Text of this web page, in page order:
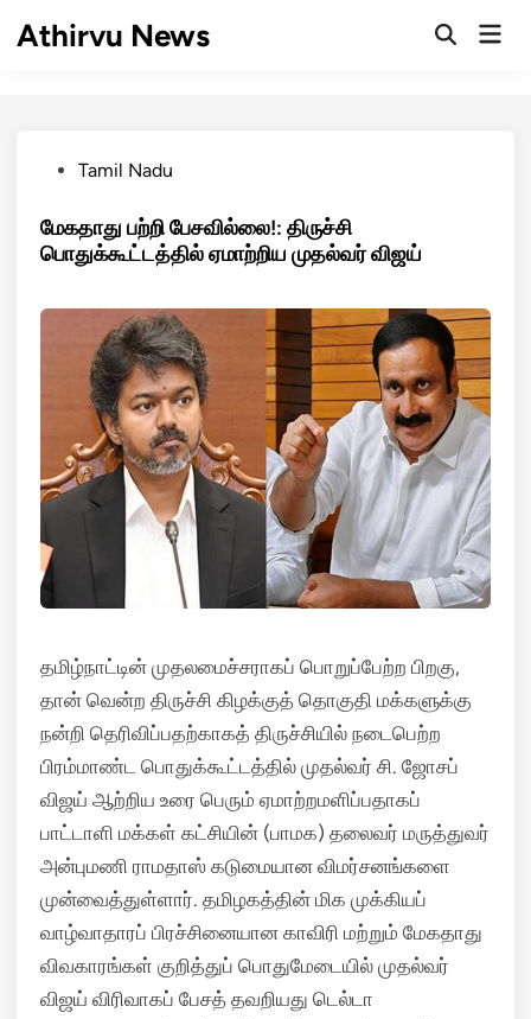
Athirvu News
OpenMain
PostedTamil Nadu
மேகதாது பற்றி பேசவில்லை!: திருச்சி
பொதுக்கூட்டத்தில் ஏமாற்றிய முதல்வர் விஜய்
தமிழ்நாட்டின் முதலமைச்சராகப் பொறுப்பேற்ற பிறகு,
தான் வென்ற திருச்சி கிழக்குத் தொகுதி மக்களுக்கு
நன்றி தெரிவிப்பதற்காகத் திருச்சியில் நடைபெற்ற
பிரம்மாண்ட பொதுக்கூட்டத்தில் முதல்வர் சி. ஜோசப்
விஜய் ஆற்றிய உரை பெரும் ஏமாற்றமளிப்பதாகப்
பாட்டாளி மக்கள் கட்சியின் (பாமக) தலைவர் மருத்துவர்
அன்புமணி ராமதாஸ் கடுமையான விமர்சனங்களை
முன்வைத்துள்ளார். தமிழகத்தின் மிக முக்கியப்
வாழ்வாதாரப் பிரச்சினையான காவிரி மற்றும் மேகதாது
விவகாரங்கள் குறித்துப் பொதுமேடையில் முதல்வர்
விஜய் விரிவாகப் பேசத் தவறியது டெல்டா